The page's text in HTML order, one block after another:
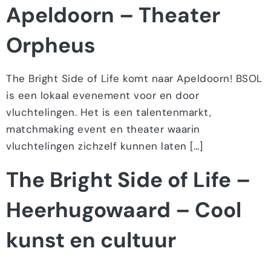
Apeldoorn – Theater
Orpheus
The Bright Side of Life komt naar Apeldoorn! BSOL
is een lokaal evenement voor en door
vluchtelingen. Het is een talentenmarkt,
matchmaking event en theater waarin
vluchtelingen zichzelf kunnen laten […]
The Bright Side of Life –
Heerhugowaard – Cool
kunst en cultuur